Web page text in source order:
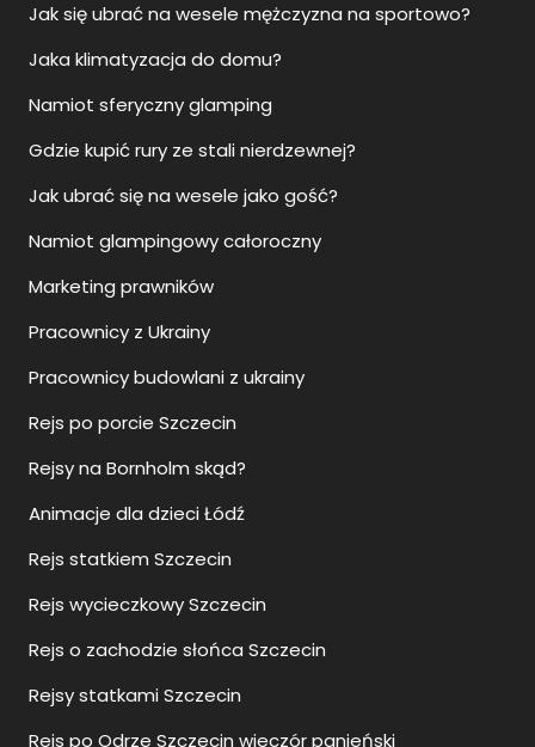
Jak się ubrać na wesele mężczyzna na sportowo?
Jaka klimatyzacja do domu?
Namiot sferyczny glamping
Gdzie kupić rury ze stali nierdzewnej?
Jak ubrać się na wesele jako gość?
Namiot glampingowy całoroczny
Marketing prawników
Pracownicy z Ukrainy
Pracownicy budowlani z ukrainy
Rejs po porcie Szczecin
Rejsy na Bornholm skąd?
Animacje dla dzieci Łódź
Rejs statkiem Szczecin
Rejs wycieczkowy Szczecin
Rejs o zachodzie słońca Szczecin
Rejsy statkami Szczecin
Rejs po Odrze Szczecin wieczór panieński